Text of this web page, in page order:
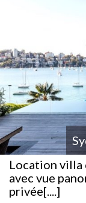
Location villa
avec vue
privée[....]